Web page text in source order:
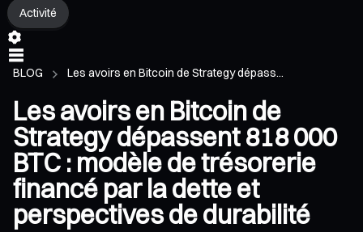
Activité
BLOG Les avoirs en Bitcoin de Strategy dépass...
Les avoirs en Bitcoin de
Strategy dépassent 818 000
BTC : modèle de trésorerie
financé par la dette et
perspectives de durabilité